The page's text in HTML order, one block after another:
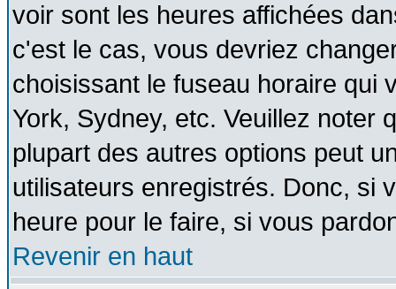
voir sont les heures affichées
c'est le cas, vous devriez
choisissant le fuseau horaire qui
York, Sydney, etc. Veuillez noter
plupart des autres options peut
utilisateurs enregistrés. Donc, si
heure pour le faire, si vous
Revenir en haut